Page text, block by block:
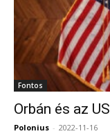
Fontos
Orbán és az
Polonius - 2022-11-16